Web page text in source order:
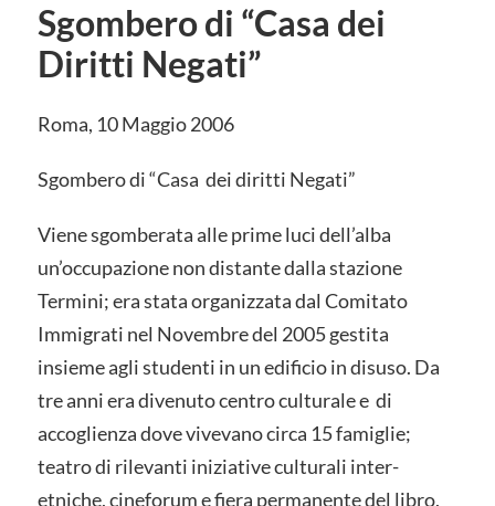
Sgombero di “Casa dei
Diritti Negati”
Roma, 10 Maggio 2006
Sgombero di “Casa dei diritti Negati”
Viene sgomberata alle prime luci dell’alba
un’occupazione non distante dalla stazione
Termini; era stata organizzata dal Comitato
Immigrati nel Novembre del 2005 gestita
insieme agli studenti in un edificio in disuso. Da
tre anni era divenuto centro culturale e di
accoglienza dove vivevano circa 15 famiglie;
teatro di rilevanti iniziative culturali inter-
etniche, cineforum e fiera permanente del libro,